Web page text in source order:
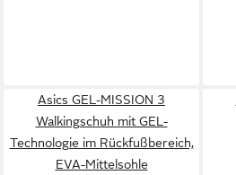
Asics GEL-MISSION 3
Walkingschuh mit GEL-
Technologie im Rückfußbereich,
EVA-Mittelsohle